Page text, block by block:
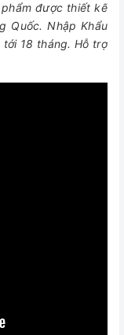
được thiết kế
Quốc. Nhập Khẩu
tới 18 tháng. Hỗ trợ